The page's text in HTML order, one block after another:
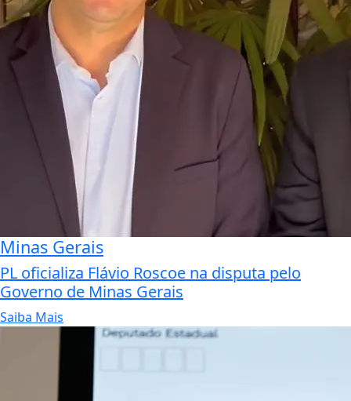
Minas Gerais
PL oficializa Flávio Roscoe na disputa pelo
Governo de Minas Gerais
Saiba Mais